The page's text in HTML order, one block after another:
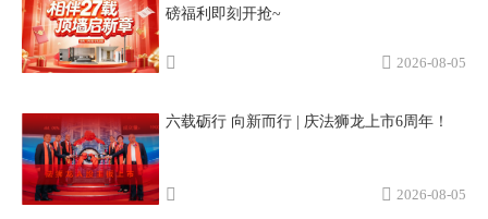
磅福利即刻开抢~
2026-08-05
六载砺行 向新而行 | 庆法狮龙上市6周年！
2026-08-05